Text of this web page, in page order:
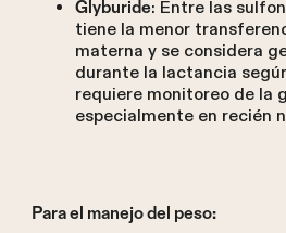
Glyburide: Entre las
tiene la menor
materna y se considera
durante la lactancia
requiere monitoreo de la
especialmente en recién
Para el manejo del peso: